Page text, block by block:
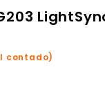
contado)